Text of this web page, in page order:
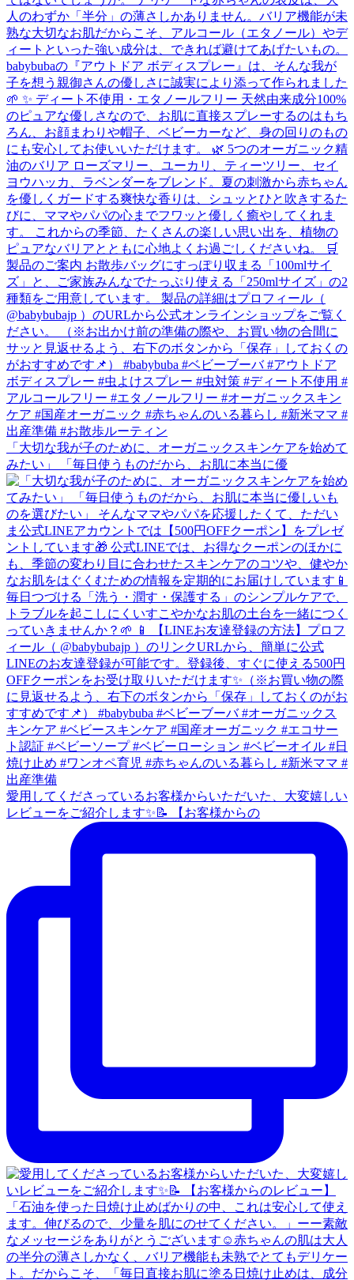
「大切な我が子のために、オーガニックスキンケアを始めて
みたい」 「毎日使うものだから、お肌に本当に優
愛用してくださっているお客様からいただいた、大変嬉しい
レビューをご紹介します✨📝 【お客様からの